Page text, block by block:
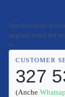
Vendita online
migliori brand del
te
CUSTOMER
327
(Anche